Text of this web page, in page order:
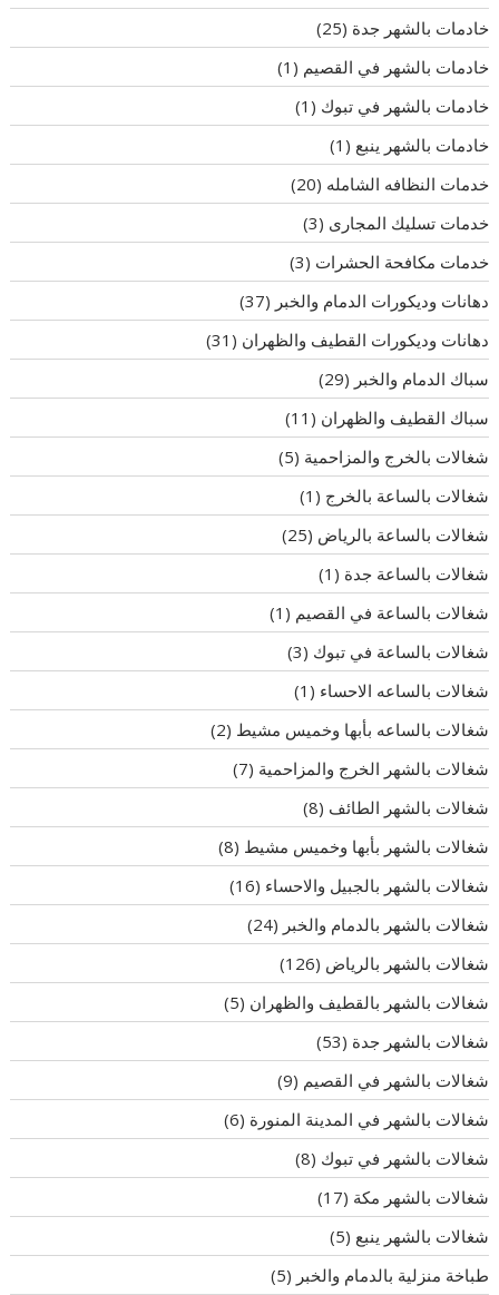
خادمات بالشهر جدة (25)
خادمات بالشهر في القصيم (1)
خادمات بالشهر في تبوك (1)
خادمات بالشهر ينبع (1)
خدمات النظافه الشامله (20)
خدمات تسليك المجارى (3)
خدمات مكافحة الحشرات (3)
دهانات وديكورات الدمام والخبر (37)
دهانات وديكورات القطيف والظهران (31)
سباك الدمام والخبر (29)
سباك القطيف والظهران (11)
شغالات بالخرج والمزاحمية (5)
شغالات بالساعة بالخرج (1)
شغالات بالساعة بالرياض (25)
شغالات بالساعة جدة (1)
شغالات بالساعة في القصيم (1)
شغالات بالساعة في تبوك (3)
شغالات بالساعه الاحساء (1)
شغالات بالساعه بأبها وخميس مشيط (2)
شغالات بالشهر الخرج والمزاحمية (7)
شغالات بالشهر الطائف (8)
شغالات بالشهر بأبها وخميس مشيط (8)
شغالات بالشهر بالجبيل والاحساء (16)
شغالات بالشهر بالدمام والخبر (24)
شغالات بالشهر بالرياض (126)
شغالات بالشهر بالقطيف والظهران (5)
شغالات بالشهر جدة (53)
شغالات بالشهر في القصيم (9)
شغالات بالشهر في المدينة المنورة (6)
شغالات بالشهر في تبوك (8)
شغالات بالشهر مكة (17)
شغالات بالشهر ينبع (5)
طباخة منزلية بالدمام والخبر (5)